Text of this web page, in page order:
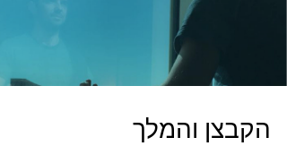
באופן אותנטי